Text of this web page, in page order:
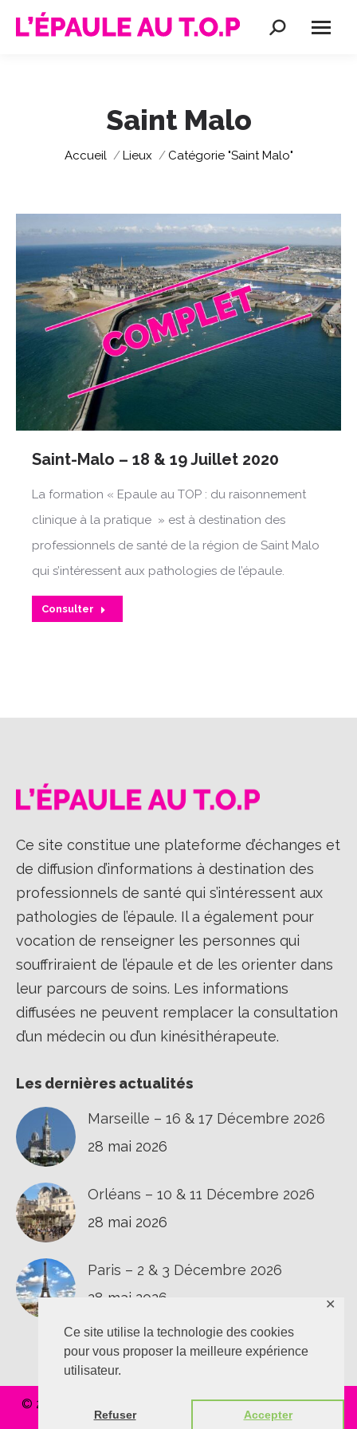
Ce site utilise la technologie des cookies
pour vous proposer la meilleure expérience
utilisateur.
Refuser Accepter
✕
Recherche
Saint Malo
Vous êtes ici :
Accueil Lieux Catégorie "Saint Malo"
Saint-Malo – 18 & 19 Juillet 2020
La formation « Epaule au TOP : du raisonnement
clinique à la pratique » est à destination des
professionnels de santé de la région de Saint Malo
qui s’intéressent aux pathologies de l’épaule.
Consulter
Ce site constitue une plateforme d’échanges et
de diffusion d’informations à destination des
professionnels de santé qui s’intéressent aux
pathologies de l’épaule. Il a également pour
vocation de renseigner les personnes qui
souffriraient de l’épaule et de les orienter dans
leur parcours de soins. Les informations
diffusées ne peuvent remplacer la consultation
d’un médecin ou d’un kinésithérapeute.
Les dernières actualités
Marseille – 16 & 17 Décembre 2026
28 mai 2026
Orléans – 10 & 11 Décembre 2026
28 mai 2026
Paris – 2 & 3 Décembre 2026
28 mai 2026
© 2020 L'épaule au T.O.P | Confidentialité|Vie privée|
Réalisation
Polynomik